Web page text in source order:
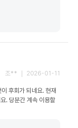
조** ｜ 2026-01-11
후회가 되네요. 현재
. 당분간 계속 이용할